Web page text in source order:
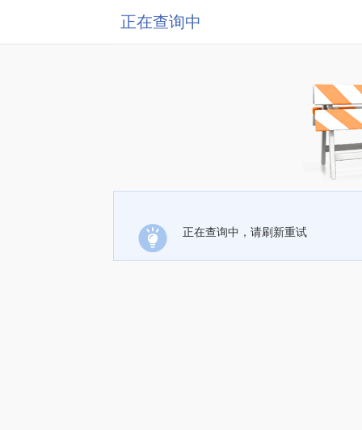
正在查询中
正在查询中，请刷新重试